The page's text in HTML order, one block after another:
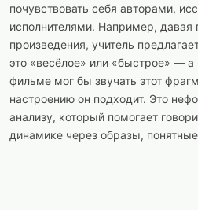
почувствовать себя авторами,
исполнителями. Например, давая
произведения, учитель
это «весёлое» или «быстрое» —
фильме мог бы звучать этот
настроению он подходит. Это
анализу, который помогает
динамике через образы,